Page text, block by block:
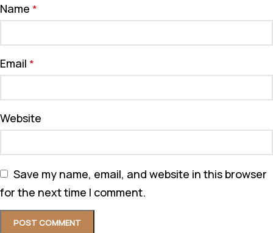
Name *
Email *
Website
Save my name, email, and website in this browser
for the next time I comment.